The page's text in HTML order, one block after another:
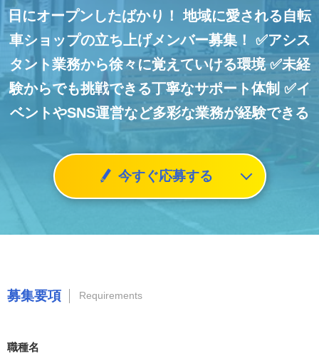
日にオープンしたばかり！ 地域に愛される自転
車ショップの立ち上げメンバー募集！
✅アシス
タント業務から徐々に覚えていける環境✅未経
験からでも挑戦できる丁寧なサポート体制 ✅イ
ベントやSNS運営など多彩な業務が経験できる
今すぐ応募する
募集要項 Requirements
職種名